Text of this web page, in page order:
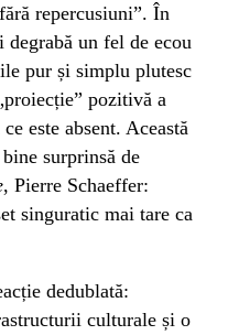
repercusiuni”. În
degrabă un fel de ecou
pur și simplu plutesc
pozitivă a
este absent. Această
surprinsă de
, Pierre Schaeffer:
singuratic mai tare ca
dedublată:
culturale și o